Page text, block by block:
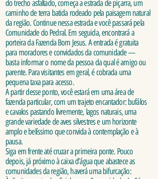
do trecho asfaltado, começa a estrada de piçarra, um
caminho de terra batida rodeado pela paisagem natural
da região. Continue nessa estrada e você passará pela
Comunidade do Pedral. Em seguida, encontrará a
porteira da Fazenda Bom Jesus. A entrada é gratuita
para moradores e convidados da comunidade —
basta informar o nome da pessoa da qual é amigo ou
parente. Para visitantes em geral, é cobrada uma
pequena taxa para acesso.
A partir desse ponto, você estará em uma área de
fazenda particular, com um trajeto encantador: bufálos
e cavalos pastando livremente, lagos naturais, uma
grande variedade de aves silvestres e um horizonte
amplo e belíssimo que convida à contemplação e à
pausa.
Siga em frente até cruzar a primeira ponte. Pouco
depois, já próximo à caixa d’água que abastece as
comunidades da região, haverá uma bifurcação: